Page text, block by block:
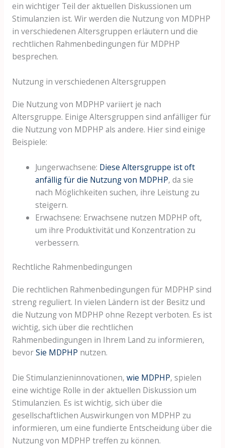
ein wichtiger Teil der aktuellen Diskussionen um
Stimulanzien ist. Wir werden die Nutzung von MDPHP
in verschiedenen Altersgruppen erläutern und die
rechtlichen Rahmenbedingungen für MDPHP
besprechen.
Nutzung in verschiedenen Altersgruppen
Die Nutzung von MDPHP variiert je nach
Altersgruppe. Einige Altersgruppen sind anfälliger für
die Nutzung von MDPHP als andere. Hier sind einige
Beispiele:
Jungerwachsene: Diese Altersgruppe ist oft
anfällig für die Nutzung von MDPHP, da sie
nach Möglichkeiten suchen, ihre Leistung zu
steigern.
Erwachsene: Erwachsene nutzen MDPHP oft,
um ihre Produktivität und Konzentration zu
verbessern.
Rechtliche Rahmenbedingungen
Die rechtlichen Rahmenbedingungen für MDPHP sind
streng reguliert. In vielen Ländern ist der Besitz und
die Nutzung von MDPHP ohne Rezept verboten. Es ist
wichtig, sich über die rechtlichen
Rahmenbedingungen in Ihrem Land zu informieren,
bevorSie MDPHP nutzen.
Die Stimulanzieninnovationen, wie MDPHP, spielen
eine wichtige Rolle in der aktuellen Diskussion um
Stimulanzien. Es ist wichtig, sich über die
gesellschaftlichen Auswirkungen von MDPHP zu
informieren, um eine fundierte Entscheidung über die
Nutzung von MDPHP treffen zu können.